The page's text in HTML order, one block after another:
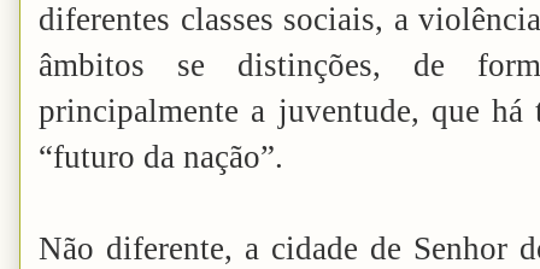
diferentes classes sociais, a
âmbitos se distinções, de
principalmente a juventude, que
“futuro da nação”.
Não diferente, a cidade de Senhor